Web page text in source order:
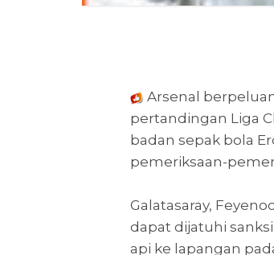
Arsenal
pertandingan Liga
badan sepak bola
pemeriksaan-
Galatasaray,
dapat dijatuhi
api ke lapangan